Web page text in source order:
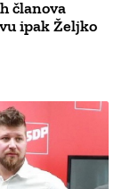
članova
ipak Željko